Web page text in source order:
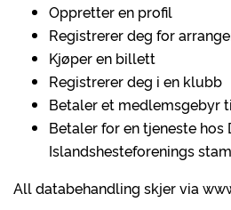
Oppretter en profil
Registrerer deg for
Kjøper en billett
Registrerer deg i en klubb
Betaler et medlemsgebyr
Betaler for en tjeneste hos
Islandshesteforenings
All databehandling skjer via